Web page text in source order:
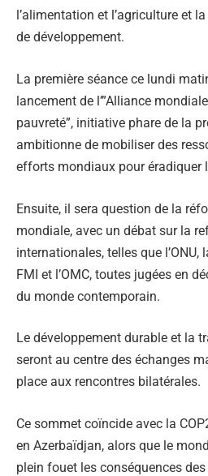
l’alimentation et l’agriculture et
de développement.
La première séance ce lundi
lancement de l’”Alliance
pauvreté”, initiative phare de la
ambitionne de mobiliser des
efforts mondiaux pour éradiquer
Ensuite, il sera question de la
mondiale, avec un débat sur la
internationales, telles que l’ONU,
FMI et l’OMC, toutes jugées en
du monde contemporain.
Le développement durable et la
seront au centre des échanges
place aux rencontres bilatérales.
Ce sommet coïncide avec la
en Azerbaïdjan, alors que le
plein fouet les conséquences